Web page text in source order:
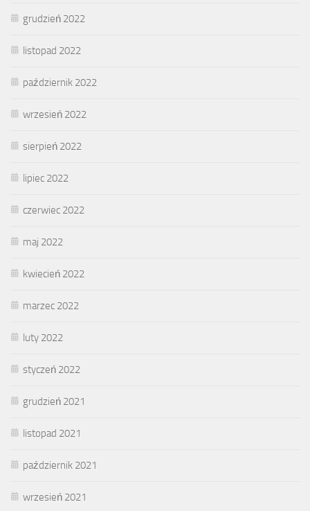
grudzień 2022
listopad 2022
październik 2022
wrzesień 2022
sierpień 2022
lipiec 2022
czerwiec 2022
maj 2022
kwiecień 2022
marzec 2022
luty 2022
styczeń 2022
grudzień 2021
listopad 2021
październik 2021
wrzesień 2021